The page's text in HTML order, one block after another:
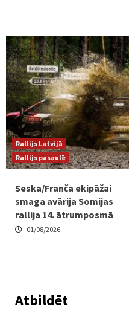
Rallijs Latvijā
Rallijs pasaulē
Seska/Franča ekipāžai
smaga avārija Somijas
rallija 14. ātrumposmā
01/08/2026
Atbildēt